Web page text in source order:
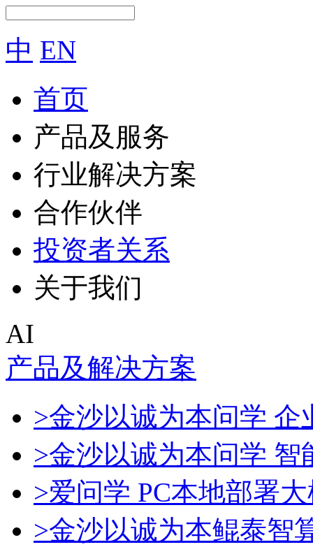
中 EN
首页
产品及服务
行业解决方案
合作伙伴
投资者关系
关于我们
AI
产品及解决方案
>金沙以诚为本问学 企
>金沙以诚为本问学 智
>爱问学 PC本地部署
>金沙以诚为本鲲泰智